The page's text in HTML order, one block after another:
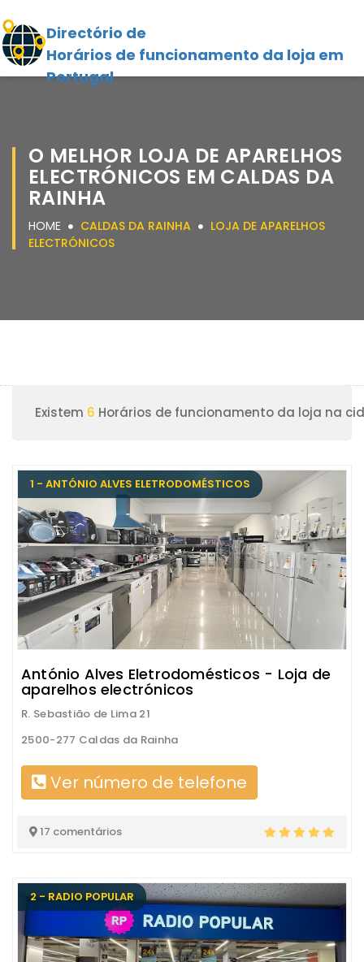
Directório de
Horários de funcionamento da loja em
Portugal
O MELHOR LOJA DE APARELHOS
ELECTRÓNICOS EM CALDAS DA
RAINHA
HOME CALDAS DA RAINHA
LOJA DE APARELHOS
ELECTRÓNICOS
Existem 6 Horários de funcionamento da loja na
1 - ANTÓNIO ALVES ELETRODOMÉSTICOS
António Alves Eletrodomésticos - Loja de
aparelhos electrónicos
R. Sebastião de Lima 21
2500-277 Caldas da Rainha
Ver número de telefone
17 comentários
2 - RADIO POPULAR